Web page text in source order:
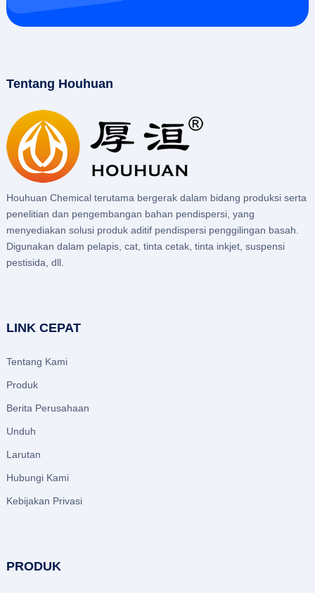
Tentang Houhuan
Houhuan Chemical terutama bergerak dalam bidang produksi serta
penelitian dan pengembangan bahan pendispersi, yang
menyediakan solusi produk aditif pendispersi penggilingan basah.
Digunakan dalam pelapis, cat, tinta cetak, tinta inkjet, suspensi
pestisida, dll.
LINK CEPAT
Tentang Kami
Produk
Berita Perusahaan
Unduh
Larutan
Hubungi Kami
Kebijakan Privasi
PRODUK